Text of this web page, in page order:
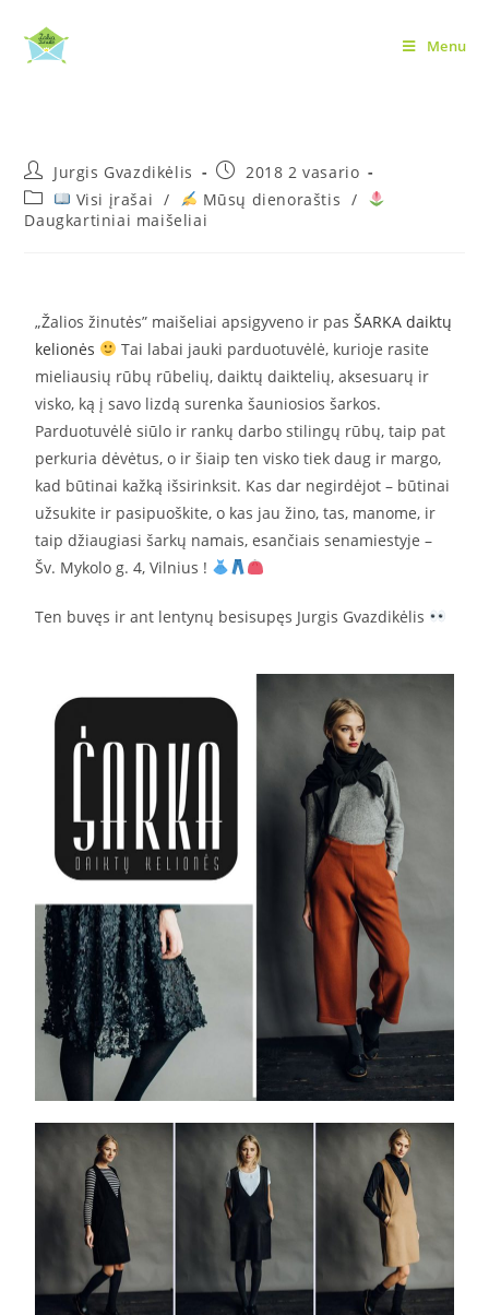
Menu
Mes nutūpėm pas „Šarkas”
Jurgis Gvazdikėlis
2018 2 vasario
Visi įrašai / Mūsų dienoraštis /
Daugkartiniai maišeliai
„Žalios žinutės” maišeliai apsigyveno ir pasŠARKA daiktų
kelionės
Tai labai jauki parduotuvėlė, kurioje rasite
mieliausių rūbų rūbelių, daiktų daiktelių, aksesuarų ir
visko, ką į savo lizdą surenka šauniosios šarkos.
Parduotuvėlė siūlo ir rankų darbo stilingų rūbų, taip pat
perkuria dėvėtus, o ir šiaip ten visko tiek daug ir margo,
kad būtinai kažką išsirinksit. Kas dar negirdėjot – būtinai
užsukite ir pasipuoškite, o kas jau žino, tas, manome, ir
taip džiaugiasi šarkų namais, esančiais senamiestyje –
Šv. Mykolo g. 4, Vilnius !
Ten buvęs ir ant lentynų besisupęs Jurgis Gvazdikėlis